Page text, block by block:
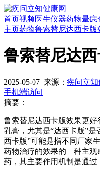
首页视频医生仪器药物晕痣
主页药物鲁索替尼达西卡版
鲁索替尼达
2025-05-07 来源： 疾问立知
手机端访问
摘要：
鲁索替尼达西卡版效果更
乳膏，尤其是“达西卡版”是
西卡版”可能是指不同厂家
药物治疗的效果的一种主
药，其主要作用机制是通过